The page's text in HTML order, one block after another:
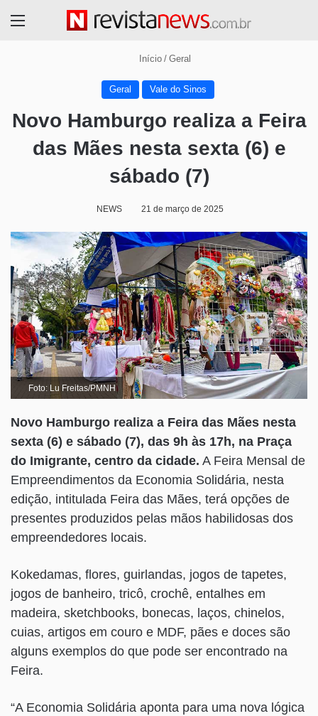
Início / Geral
Geral Vale do Sinos
Novo Hamburgo realiza a Feira
das Mães nesta sexta (6) e
sábado (7)
NEWS 21 de março de 2025
Foto: Lu Freitas/PMNH
Novo Hamburgo realiza a Feira das Mães nesta
sexta (6) e sábado (7), das 9h às 17h, na Praça
do Imigrante, centro da cidade. A Feira Mensal de
Empreendimentos da Economia Solidária, nesta
edição, intitulada Feira das Mães, terá opções de
presentes produzidos pelas mãos habilidosas dos
empreendedores locais.
Kokedamas, flores, guirlandas, jogos de tapetes,
jogos de banheiro, tricô, crochê, entalhes em
madeira, sketchbooks, bonecas, laços, chinelos,
cuias, artigos em couro e MDF, pães e doces são
alguns exemplos do que pode ser encontrado na
Feira.
“A Economia Solidária aponta para uma nova lógica